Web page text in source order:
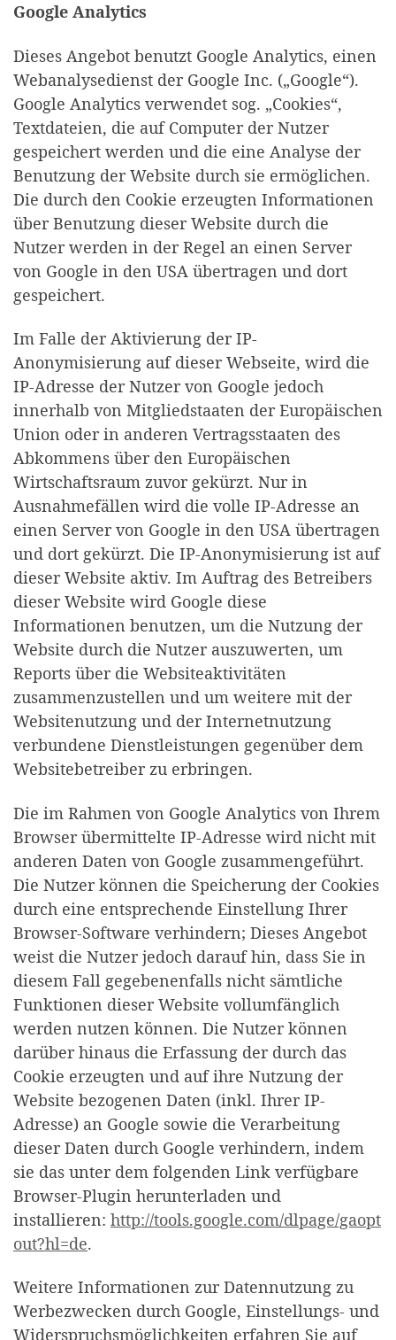
Google Analytics
Dieses Angebot benutzt Google Analytics, einen
Webanalysedienst der Google Inc. („Google“).
Google Analytics verwendet sog. „Cookies“,
Textdateien, die auf Computer der Nutzer
gespeichert werden und die eine Analyse der
Benutzung der Website durch sie ermöglichen.
Die durch den Cookie erzeugten Informationen
über Benutzung dieser Website durch die
Nutzer werden in der Regel an einen Server
von Google in den USA übertragen und dort
gespeichert.
Im Falle der Aktivierung der IP-
Anonymisierung auf dieser Webseite, wird die
IP-Adresse der Nutzer von Google jedoch
innerhalb von Mitgliedstaaten der Europäischen
Union oder in anderen Vertragsstaaten des
Abkommens über den Europäischen
Wirtschaftsraum zuvor gekürzt. Nur in
Ausnahmefällen wird die volle IP-Adresse an
einen Server von Google in den USA übertragen
und dort gekürzt. Die IP-Anonymisierung ist auf
dieser Website aktiv. Im Auftrag des Betreibers
dieser Website wird Google diese
Informationen benutzen, um die Nutzung der
Website durch die Nutzer auszuwerten, um
Reports über die Websiteaktivitäten
zusammenzustellen und um weitere mit der
Websitenutzung und der Internetnutzung
verbundene Dienstleistungen gegenüber dem
Websitebetreiber zu erbringen.
Die im Rahmen von Google Analytics von Ihrem
Browser übermittelte IP-Adresse wird nicht mit
anderen Daten von Google zusammengeführt.
Die Nutzer können die Speicherung der Cookies
durch eine entsprechende Einstellung Ihrer
Browser-Software verhindern; Dieses Angebot
weist die Nutzer jedoch darauf hin, dass Sie in
diesem Fall gegebenenfalls nicht sämtliche
Funktionen dieser Website vollumfänglich
werden nutzen können. Die Nutzer können
darüber hinaus die Erfassung der durch das
Cookie erzeugten und auf ihre Nutzung der
Website bezogenen Daten (inkl. Ihrer IP-
Adresse) an Google sowie die Verarbeitung
dieser Daten durch Google verhindern, indem
sie das unter dem folgenden Link verfügbare
Browser-Plugin herunterladen und
installieren: http://tools.google.com/dlpage/gaopt
out?hl=de.
Weitere Informationen zur Datennutzung zu
Werbezwecken durch Google, Einstellungs- und
Widerspruchsmöglichkeiten erfahren Sie auf